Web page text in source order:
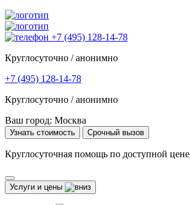
+7 (495) 128-14-78
Круглосуточно / анонимно
+7 (495) 128-14-78
Круглосуточно / анонимно
Ваш город: Москва
Узнать стоимость Срочный вызов
Круглосуточная помощь по доступной цене
Услуги и цены